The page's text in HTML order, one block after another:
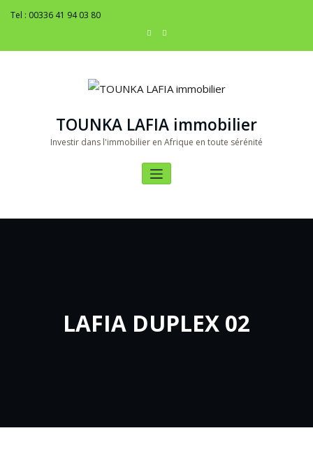
Tel : 00336 41 94 03 80
TOUNKA LAFIA immobilier
Investir dans l'immobilier en Afrique en toute sérénité
LAFIA DUPLEX 02